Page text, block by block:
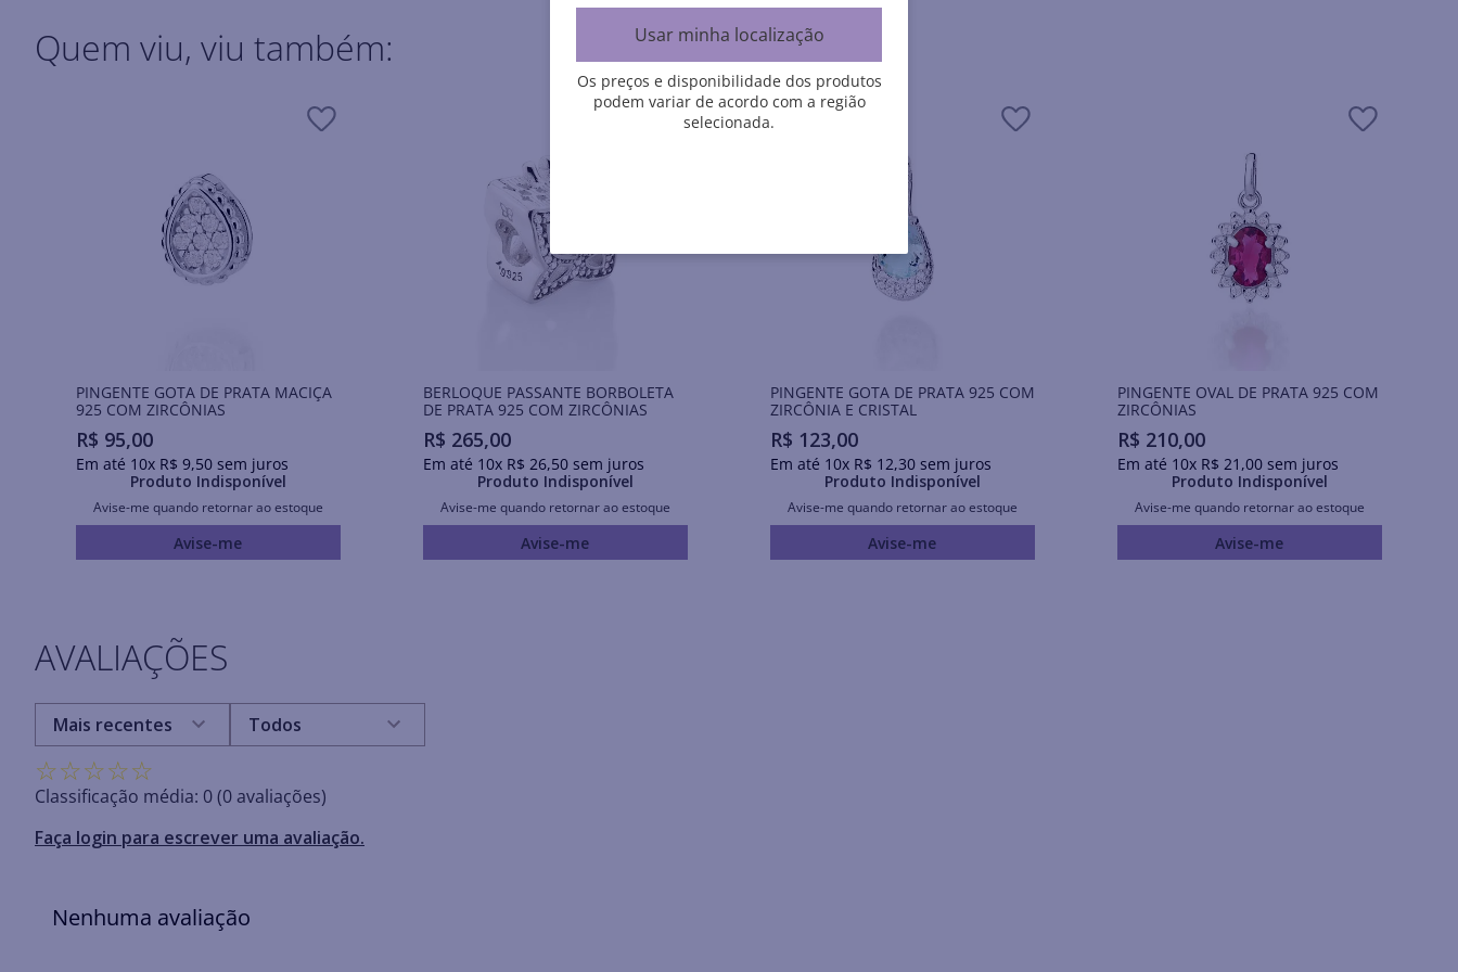
Quem viu, viu também:
PINGENTE GOTA DE PRATA MACIÇA
925 COM ZIRCÔNIAS
R$ 95,00
Em até 10x R$ 9,50sem juros
Produto Indisponível
Avise-me quando retornar ao estoque
Avise-me
BERLOQUE PASSANTE BORBOLETA
DE PRATA 925 COM ZIRCÔNIAS
R$ 265,00
Em até 10x R$ 26,50sem juros
Produto Indisponível
Avise-me quando retornar ao estoque
Avise-me
PINGENTE GOTA DE PRATA 925 COM
ZIRCÔNIA E CRISTAL
R$ 123,00
Em até 10x R$ 12,30sem juros
Produto Indisponível
Avise-me quando retornar ao estoque
Avise-me
PINGENTE OVAL DE PRATA 925 COM
ZIRCÔNIAS
R$ 210,00
Em até 10x R$ 21 ,00sem juros
Produto Indisponível
Avise-me quando retornar ao estoque
Avise-me
AVALIAÇÕES
☆☆☆☆☆
Classificação média: 0(0 avaliações)
Faça login para escrever uma avaliação.
Mais recentes Todos
Nenhuma avaliação
Usar minha localização
Os preços e disponibilidade dos produtos
podem variar de acordo com a região
selecionada.